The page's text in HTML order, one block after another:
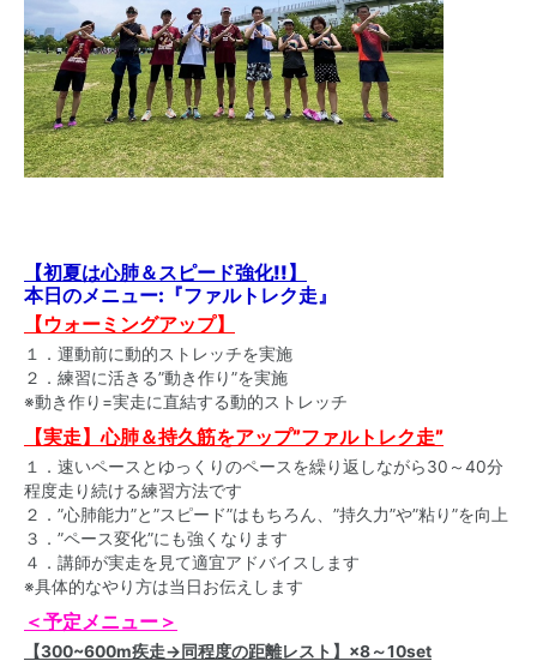
【初夏は心肺＆スピード強化!!】
本日のメニュー:『ファルトレク走』
【ウォーミングアップ】
１．運動前に動的ストレッチを実施
２．練習に活きる”動き作り”を実施
※動き作り=実走に直結する動的ストレッチ
【実走】心肺＆持久筋をアップ”ファルトレク走”
１．速いペースとゆっくりのペースを繰り返しながら30～40分
程度走り続ける練習方法です
２．”心肺能力”と”スピード”はもちろん、”持久力”や”粘り”を向上
３．”ペース変化”にも強くなります
４．講師が実走を見て適宜アドバイスします
※具体的なやり方は当日お伝えします
＜予定メニュー＞
【300~600m疾走→同程度の距離レスト】×8～10set